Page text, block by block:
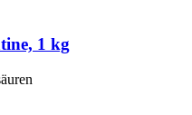
1 kg